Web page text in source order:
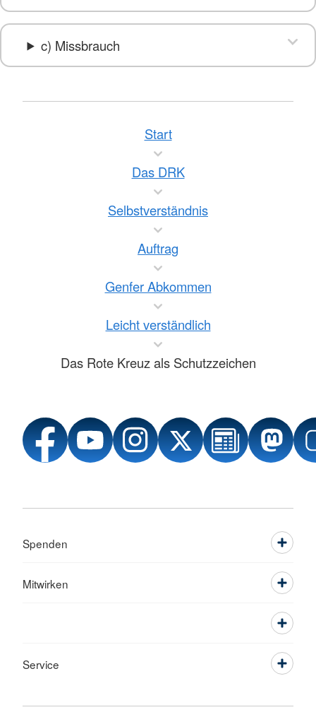
c) Missbrauch
Start
Das DRK
Selbstverständnis
Auftrag
Genfer Abkommen
Leicht verständlich
Das Rote Kreuz als Schutzzeichen
Spenden
Mitwirken
Service